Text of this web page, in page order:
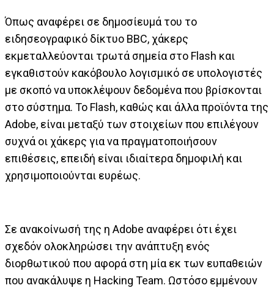
Όπως αναφέρει σε δημοσίευμά του το
ειδησεογραφικό δίκτυο BBC, χάκερς
εκμεταλλεύονται τρωτά σημεία στο Flash και
εγκαθιστούν κακόβουλο λογισμικό σε υπολογιστές
με σκοπό να υποκλέψουν δεδομένα που βρίσκονται
στο σύστημα. Το Flash, καθώς και άλλα προϊόντα της
Adobe, είναι μεταξύ των στοιχείων που επιλέγουν
συχνά οι χάκερς για να πραγματοποιήσουν
επιθέσεις, επειδή είναι ιδιαίτερα δημοφιλή και
χρησιμοποιούνται ευρέως.
Σε ανακοίνωσή της η Adobe αναφέρει ότι έχει
σχεδόν ολοκληρώσει την ανάπτυξη ενός
διορθωτικού που αφορά στη μία εκ των ευπαθειών
που ανακάλυψε η Hacking Team. Ωστόσο εμμένουν